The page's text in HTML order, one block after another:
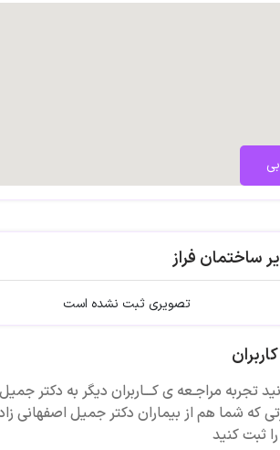
ساختمان فراز
تصویری ثبت نشده است
تجربه مراجـعه ی کـــاربران دیگر به دکتر
که شما هم از بیماران دکتر جمیل اصفهانی
ثبت کنید